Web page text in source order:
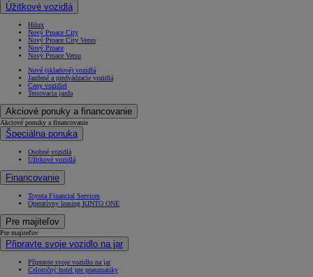
Úžitkové vozidlá
Hilux
Nový Proace City
Nový Proace City Verso
Nový Proace
Nový Proace Verso
Nové (skladové) vozidlá
Jazdené a predvádzacie vozidlá
Ceny vozidiel
Testovacia jazda
Akciové ponuky a financovanie
Akciové ponuky a financovanie
Špeciálna ponuka
Osobné vozidlá
Úžitkové vozidlá
Financovanie
Toyota Financial Services
Operatívny leasing KINTO ONE
Pre majiteľov
Pre majiteľov
Připravte svoje vozidlo na jar
Připravte svoje vozidlo na jar
Celoročný hotel pre pneumatiky